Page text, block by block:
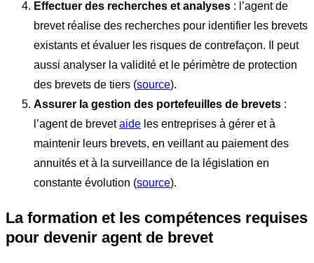
Effectuer des recherches et analyses : l’agent de
brevet réalise des recherches pour identifier les brevets
existants et évaluer les risques de contrefaçon. Il peut
aussi analyser la validité et le périmètre de protection
des brevets de tiers (source).
Assurer la gestion des portefeuilles de brevets :
l’agent de brevetaide les entreprises à gérer et à
maintenir leurs brevets, en veillant au paiement des
annuités et à la surveillance de la législation en
constante évolution (source).
La formation et les compétences requises
pour devenir agent de brevet